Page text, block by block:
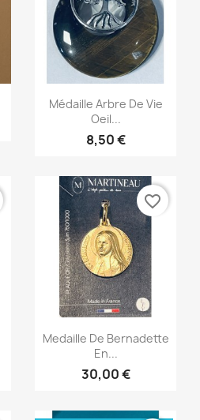
Aperçu rapide
Médaille Arbre De Vie
Oeil...
8,50 €
Aperçu rapide
Medaille De Bernadette
En...
30,00 €
favorite_border